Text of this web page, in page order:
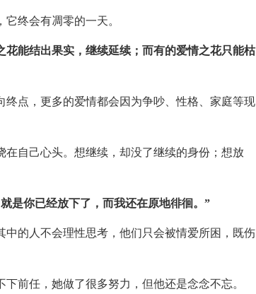
终会有凋零的一天。
能结出果实，继续延续；而有的爱情之花只能枯
点，更多的爱情都会因为争吵、性格、家庭等现
自己心头。想继续，却没了继续的身份；想放
是你已经放下了，而我还在原地徘徊。”
的人不会理性思考，他们只会被情爱所困，既伤
前任，她做了很多努力，但他还是念念不忘。